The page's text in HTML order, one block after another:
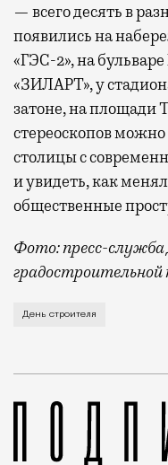
— всего десять в
появились на
«ГЭС-2», на
«ЗИЛАРТ», у
затоне, на площади
стереоскопов
столицы с
и увидеть, как
общественные
Фото: пресс-
В этом году
День строителя